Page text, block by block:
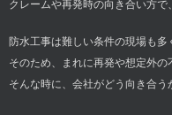
クレームや再発時の向き合い方で
防水工事は難しい条件の現場も多
そのため、まれに再発や想定外の
そんな時に、会社がどう向き合う